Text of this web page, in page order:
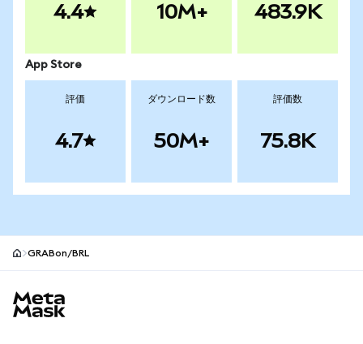
4.4 10M+ 483.9K
App Store
評価
4.7
ダウンロード数
50M+
評価数
75.8K
GRABon/BRL